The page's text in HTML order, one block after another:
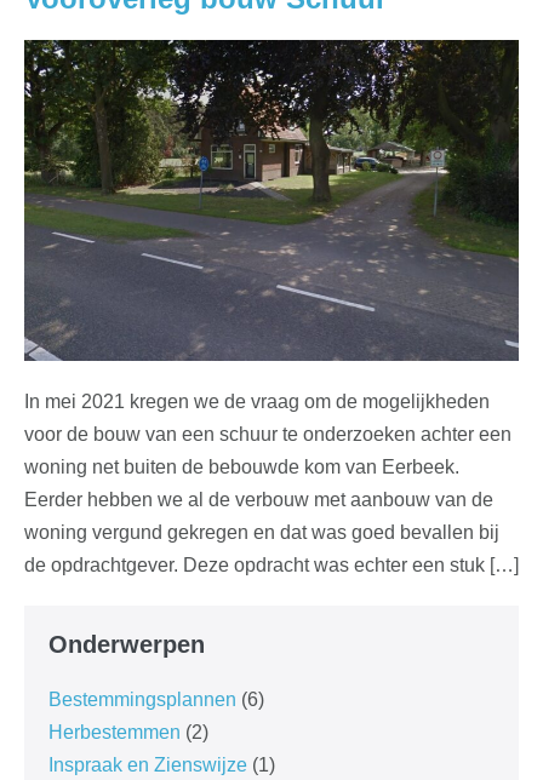
In mei 2021 kregen we de vraag om de mogelijkheden
voor de bouw van een schuur te onderzoeken achter een
woning net buiten de bebouwde kom van Eerbeek.
Eerder hebben we al de verbouw met aanbouw van de
woning vergund gekregen en dat was goed bevallen bij
de opdrachtgever. Deze opdracht was echter een stuk […]
Onderwerpen
Bestemmingsplannen (6)
Herbestemmen (2)
Inspraak en Zienswijze (1)